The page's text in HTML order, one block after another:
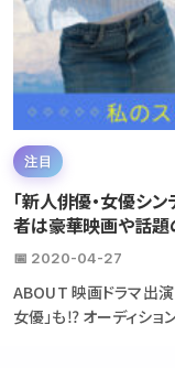
注目
「新人俳優・女優シ
者は豪華映画や話題
📅 2020-04-27
ABOUT 映画ドラマ出演
女優」も⁉ オーディショ